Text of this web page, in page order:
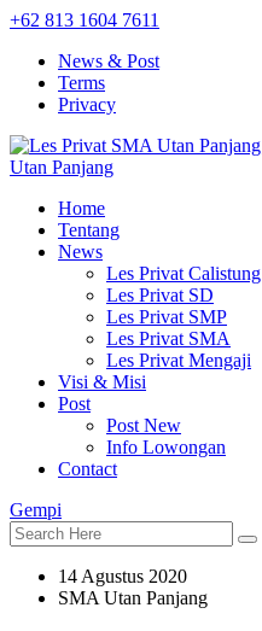
+62 813 1604 7611
News & Post
Terms
Privacy
Home
Tentang
News
Les Privat Calistung
Les Privat SD
Les Privat SMP
Les Privat SMA
Les Privat Mengaji
Visi & Misi
Post
Post New
Info Lowongan
Contact
Gempi
14 Agustus 2020
SMA Utan Panjang